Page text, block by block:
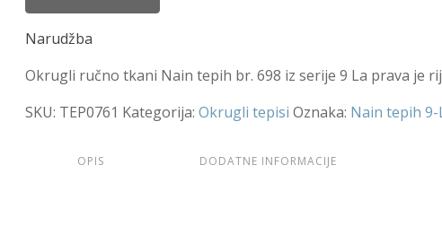
Narudžba
Okrugli ručno tkani Nain tepih br. 698 iz serije 9 La prava je
SKU: TEP0761 Kategorija: Okrugli tepisi Oznaka: Nain tepih 9-
OPIS DODATNE INFORMACIJE